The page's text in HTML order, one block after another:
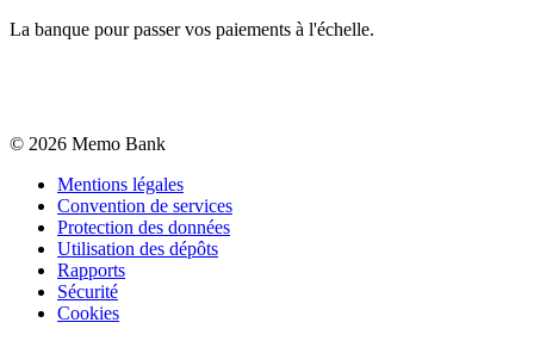
La banque pour passer vos paiements à l'échelle.
© 2026 Memo Bank
Mentions légales
Convention de services
Protection des données
Utilisation des dépôts
Rapports
Sécurité
Cookies